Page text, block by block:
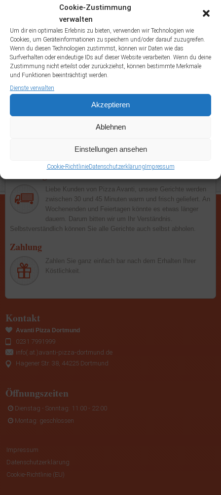
Cookie-Zustimmung
verwalten
Um dir ein optimales Erlebnis zu bieten, verwenden wir Technologien wie
Cookies, um Geräteinformationen zu speichern und/oder darauf zuzugreifen.
Wenn du diesen Technologien zustimmst, können wir Daten wie das
Surfverhalten oder eindeutige IDs auf dieser Website verarbeiten. Wenn du deine
Zustimmung nicht erteilst oder zurückziehst, können bestimmte Merkmale
und Funktionen beeinträchtigt werden.
Dienste verwalten
Akzeptieren
Ablehnen
Einstellungen ansehen
Cookie-RichtlinieDatenschutzerklärungImpressum
Dürüm Salat Dürümtasche
MareGefüllte Pizzabrötchen Gegrilltes
Lachsfilet Gorgonzola Hawaii Schnitzel Knoblauchbrot Lahmacun
Muscheln alla Marinare Muscheln alla Panna Muscheln alla Pomodori
Muscheln al Verde Napoli Pom Döner
Kräuterbutter Portion Kräutercreme mit Brötchen
Liebe Kunden von Pizza Avanti, unsere Gerichte werden
zwischen 30 und 45 Minuten warm und frisch geliefert. An
Wochenenden und Feiertagen könnte es etwas länger
dauern. Darum bitten wir um Ihr Verständnis.
Selbstverständlich können Sie alle Gerichte auch selbst abholen.
Zahlung
Zahlen Sie ganz einfach bar nach dem Erhalten Ihrer
Köstlichkeit.
Kontakt
Avanti Pizza Dortmund
0231 7991999
info(.at.)avanti-pizza-dortmund.de
Hagener Str. 38, 44225 Dortmund
Öffnungszeiten
Dienstag - Sonntag: 11:00 - 22:00
Montag: geschlossen
Impressum
Datenschutzerklärung
Cookie-Richtlinie (EU)